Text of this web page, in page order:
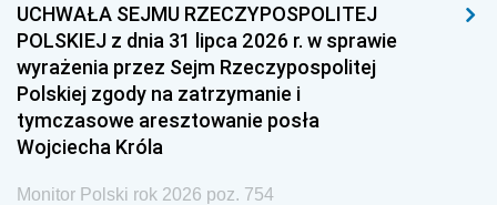
UCHWAŁA SEJMU RZECZYPOSPOLITEJ
POLSKIEJ z dnia 31 lipca 2026 r. w sprawie
wyrażenia przez Sejm Rzeczypospolitej
Polskiej zgody na zatrzymanie i
tymczasowe aresztowanie posła
Wojciecha Króla
Monitor Polski rok 2026 poz. 754